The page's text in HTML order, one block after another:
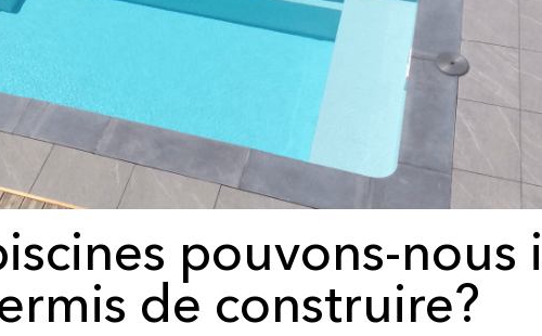
pouvons-nous
de construire?